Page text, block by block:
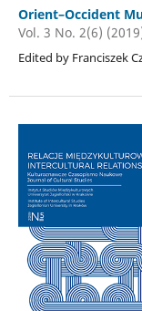
Orient–Occident
Vol. 3 No. 2(6)
Edited by Franciszek